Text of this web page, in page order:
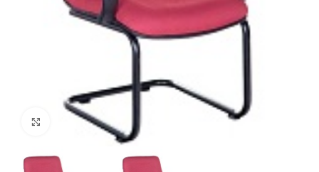
Click to enlarge